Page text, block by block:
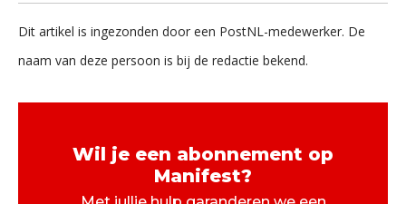
Dit artikel is ingezonden door een PostNL-medewerker. De
naam van deze persoon is bij de redactie bekend.
Wil je een abonnement op
Manifest?